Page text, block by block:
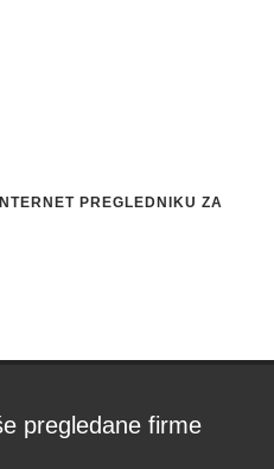
PREGLEDNIKU ZA
pregledane firme